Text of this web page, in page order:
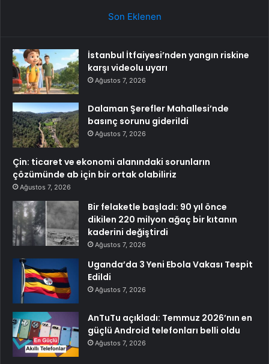
Son Eklenen
İstanbul İtfaiyesi’nden yangın riskine
karşı videolu uyarı
Ağustos 7, 2026
Dalaman Şerefler Mahallesi’nde
basınç sorunu giderildi
Ağustos 7, 2026
Çin: ticaret ve ekonomi alanındaki sorunların
çözümünde ab için bir ortak olabiliriz
Ağustos 7, 2026
Bir felaketle başladı: 90 yıl önce
dikilen 220 milyon ağaç bir kıtanın
kaderini değiştirdi
Ağustos 7, 2026
Uganda’da 3 Yeni Ebola Vakası Tespit
Edildi
Ağustos 7, 2026
AnTuTu açıkladı: Temmuz 2026’nın en
güçlü Android telefonları belli oldu
Ağustos 7, 2026